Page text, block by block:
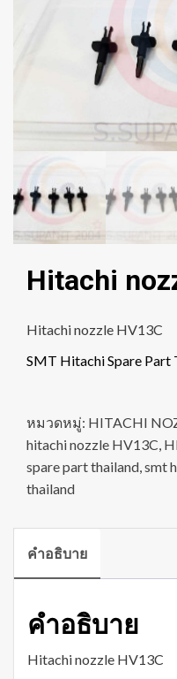
Hitachi
Hitachi nozzle HV13C
SMT Hitachi Spare Part
หมวดหมู่: HITACHI
hitachi nozzle HV13C,
spare part thailand,smt
thailand
คำอธิบาย
คำอธิบาย
Hitachi nozzle HV13C